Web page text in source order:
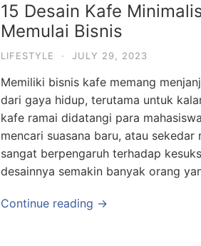
15 Desain Kafe
Memulai Bisnis
LIFESTYLE · JULY 29, 2023
Memiliki bisnis kafe memang
dari gaya hidup, terutama untuk
kafe ramai didatangi para
mencari suasana baru, atau
sangat berpengaruh terhadap
desainnya semakin banyak orang
Continue reading →